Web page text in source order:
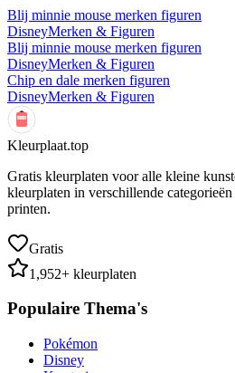
Blij minnie mouse merken figuren
DisneyMerken & Figuren
Blij minnie mouse merken figuren
DisneyMerken & Figuren
Chip en dale merken figuren
DisneyMerken & Figuren
Kleurplaat.top
Gratis kleurplaten voor alle kleine
kleurplaten in verschillende
printen.
Gratis
1,952+ kleurplaten
Populaire Thema's
Pokémon
Disney